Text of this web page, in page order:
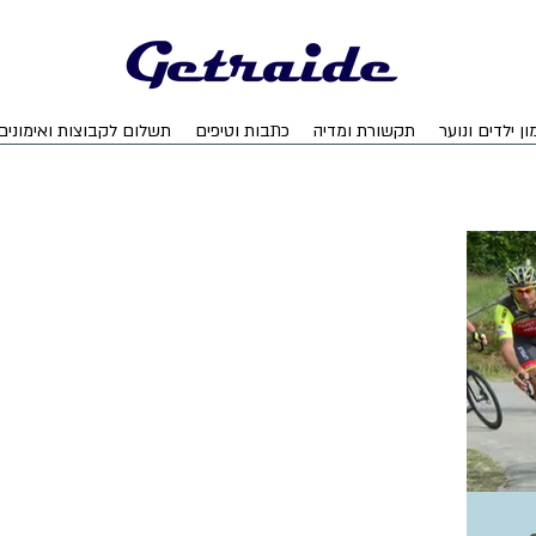
ילדים ונוער תקשורת ומדיה כתבות וטיפים תשלום לקבוצות